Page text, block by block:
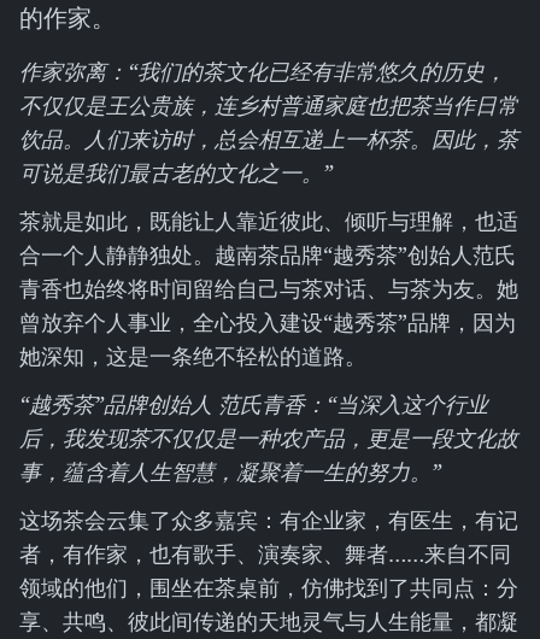
的作家。
作家弥离：“我们的茶文化已经有非常悠久的历史，
不仅仅是王公贵族，连乡村普通家庭也把茶当作日常
饮品。人们来访时，总会相互递上一杯茶。因此，茶
可说是我们最古老的文化之一。”
茶就是如此，既能让人靠近彼此、倾听与理解，也适
合一个人静静独处。越南茶品牌“越秀茶”创始人范氏
青香也始终将时间留给自己与茶对话、与茶为友。她
曾放弃个人事业，全心投入建设“越秀茶”品牌，因为
她深知，这是一条绝不轻松的道路。
“越秀茶”品牌创始人 范氏青香：“当深入这个行业
后，我发现茶不仅仅是一种农产品，更是一段文化故
事，蕴含着人生智慧，凝聚着一生的努力。”
这场茶会云集了众多嘉宾：有企业家，有医生，有记
者，有作家，也有歌手、演奏家、舞者……来自不同
领域的他们，围坐在茶桌前，仿佛找到了共同点：分
享、共鸣、彼此间传递的天地灵气与人生能量，都凝